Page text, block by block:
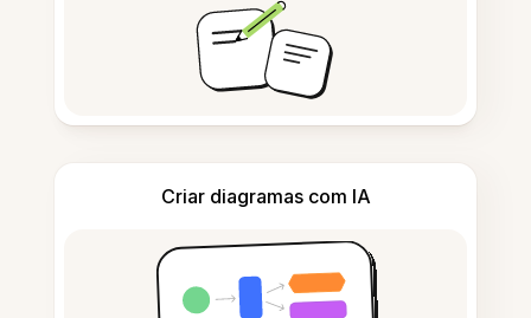
Criar diagramas com IA